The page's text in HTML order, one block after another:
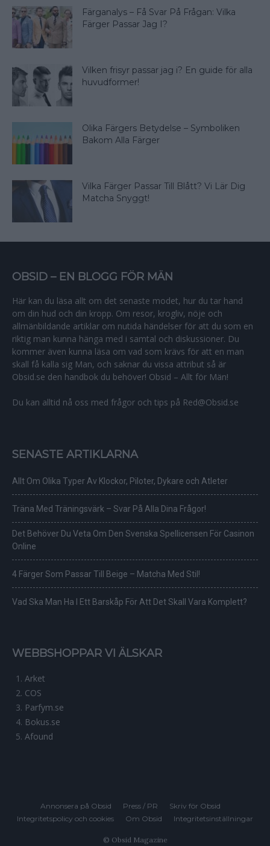
Färganalys – Få Svar På Frågan: Vilka
Färger Passar Jag I?
Vilken frisyr passar jag i? En guide för alla
huvudformer!
Olika Färgers Betydelse – Symboliken
Bakom Alla Färger
Vilka Färger Passar Till Blått? Vi Lär Dig
Matcha Snyggt!
OBSID – EN BLOGG FÖR MÄN
Här kan du läsa allt om det senaste modet, hur du tar hand
om din hud och din kropp. Om resor, krogliv, nöje och
allmänbildande artiklar om nutida händelser för att du som en
riktig man kunna hänga med i samtal och diskussioner. Du
kommer även kunna läsa om vad som krävs för att en man
skall få kalla sig Man, och saknar du vissa attribut så är
Obsid.se den handbok du behöver! Obsid – Allt för Män!
Du kan alltid nå oss med frågor och tips på Red@Obsid.se
SENASTE ARTIKLARNA
Allt Om Olika Typer Av Klockor, Piloter, Dykare och Atleter
Träna Med Träningsvärk – Svar På Alla Dina Frågor!
Det Behöver Du Veta Om Den Svenska Spellicensen För Casinon
Online
4 Färger Som Passar Till Beige – Matcha Med Stil!
Vad Ska Man Ha I Ett Barskåp För Att Det Skall Vara Komplett?
WEBBSHOPPAR VI ÄLSKAR
Arket
COS
Parfym.se
Bokus.se
Afound
Annonsera på Obsid Press / PR
Skriv för Obsid
Integritetspolicy och cookies
Om Obsid Integritetsinställningar
© Obsid Magazine